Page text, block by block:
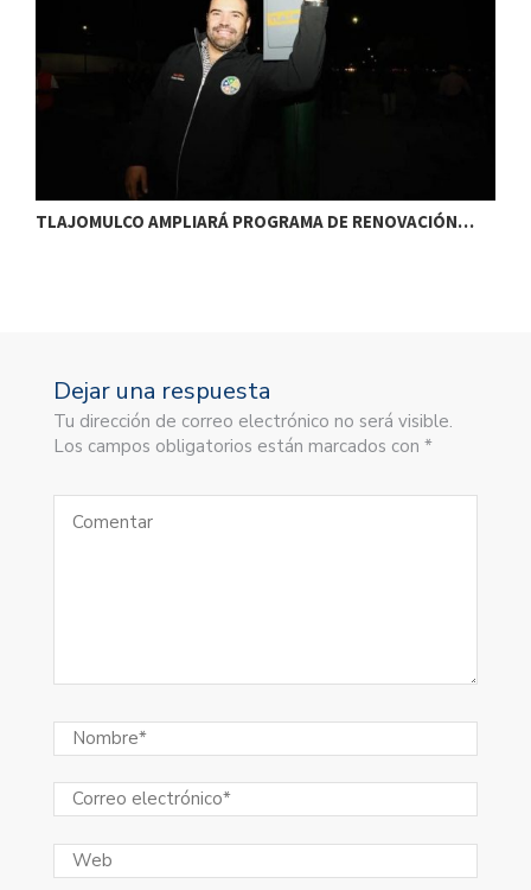
TLAJOMULCO AMPLIARÁ PROGRAMA DE RENOVACIÓN…
Dejar una respuesta
Tu dirección de correo electrónico no será visible.
Los campos obligatorios están marcados con *